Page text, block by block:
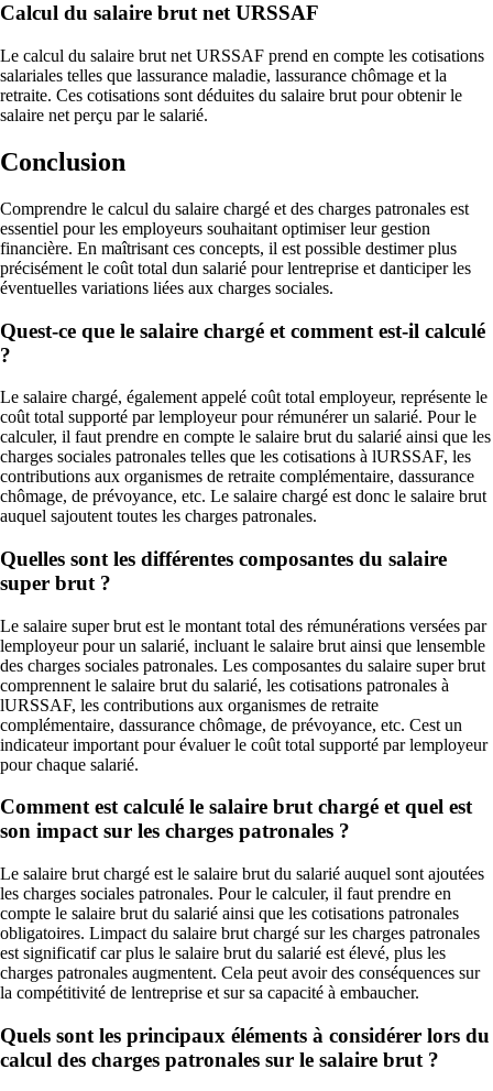
Calcul du salaire brut net URSSAF
Le calcul du salaire brut net URSSAF prend en compte les cotisations
salariales telles que lassurance maladie, lassurance chômage et la
retraite. Ces cotisations sont déduites du salaire brut pour obtenir le
salaire net perçu par le salarié.
Conclusion
Comprendre le calcul du salaire chargé et des charges patronales est
essentiel pour les employeurs souhaitant optimiser leur gestion
financière. En maîtrisant ces concepts, il est possible destimer plus
précisément le coût total dun salarié pour lentreprise et danticiper les
éventuelles variations liées aux charges sociales.
Quest-ce que le salaire chargé et comment est-il calculé
?
Le salaire chargé, également appelé coût total employeur, représente le
coût total supporté par lemployeur pour rémunérer un salarié. Pour le
calculer, il faut prendre en compte le salaire brut du salarié ainsi que les
charges sociales patronales telles que les cotisations à lURSSAF, les
contributions aux organismes de retraite complémentaire, dassurance
chômage, de prévoyance, etc. Le salaire chargé est donc le salaire brut
auquel sajoutent toutes les charges patronales.
Quelles sont les différentes composantes du salaire
super brut ?
Le salaire super brut est le montant total des rémunérations versées par
lemployeur pour un salarié, incluant le salaire brut ainsi que lensemble
des charges sociales patronales. Les composantes du salaire super brut
comprennent le salaire brut du salarié, les cotisations patronales à
lURSSAF, les contributions aux organismes de retraite
complémentaire, dassurance chômage, de prévoyance, etc. Cest un
indicateur important pour évaluer le coût total supporté par lemployeur
pour chaque salarié.
Comment est calculé le salaire brut chargé et quel est
son impact sur les charges patronales ?
Le salaire brut chargé est le salaire brut du salarié auquel sont ajoutées
les charges sociales patronales. Pour le calculer, il faut prendre en
compte le salaire brut du salarié ainsi que les cotisations patronales
obligatoires. Limpact du salaire brut chargé sur les charges patronales
est significatif car plus le salaire brut du salarié est élevé, plus les
charges patronales augmentent. Cela peut avoir des conséquences sur
la compétitivité de lentreprise et sur sa capacité à embaucher.
Quels sont les principaux éléments à considérer lors du
calcul des charges patronales sur le salaire brut ?